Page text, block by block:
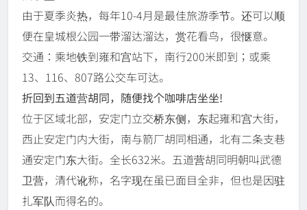
由于夏季炎热，每年10-4月是最佳旅游季节。还可以顺
便在皇城根公园一带溜达溜达，赏花看鸟，很惬意。
交通：乘地铁到雍和宫站下，南行200米即到；或乘
13、116、807路公交车可达。
折回到五道营胡同，随便找个咖啡店坐坐!
位于区域北部，安定门立交桥东侧，东起雍和宫大街，
西止安定门内大街，南与箭厂胡同相通，北有二条支巷
通安定门东大街。全长632米。五道营胡同明朝叫武德
卫营，清代讹称，名字现在虽已面目全非，但也是因驻
扎军队而得名的。